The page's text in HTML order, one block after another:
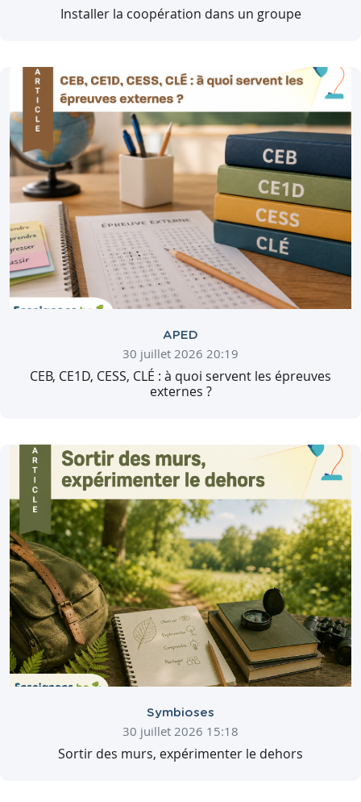
Installer la coopération dans un groupe
APED
30 juillet 2026 20:19
CEB, CE1D, CESS, CLÉ : à quoi servent les épreuves
externes ?
Symbioses
30 juillet 2026 15:18
Sortir des murs, expérimenter le dehors